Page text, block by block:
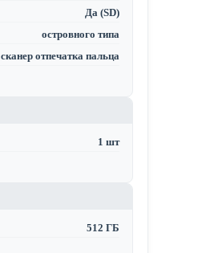
Да (SD)
островного типа
сканер отпечатка пальца
1 шт
512 ГБ